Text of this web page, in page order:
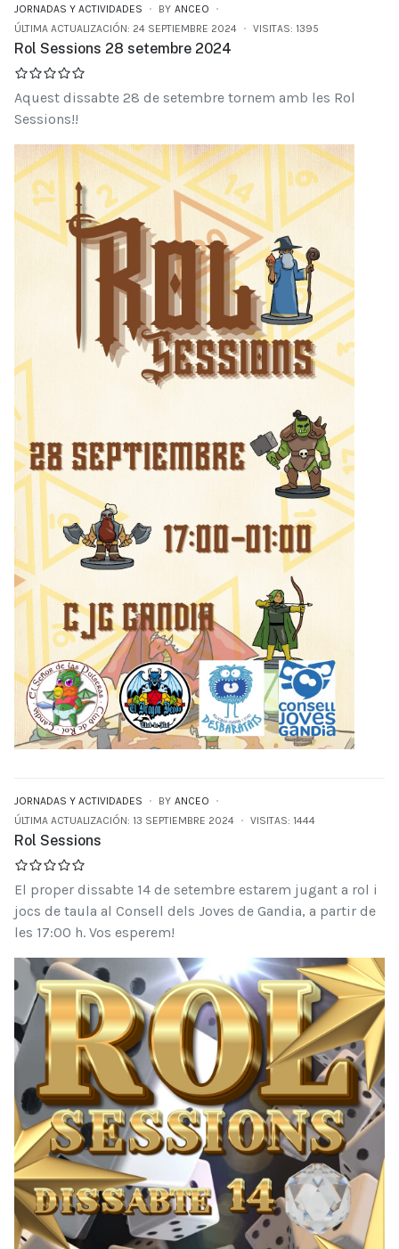
JORNADAS Y ACTIVIDADES BY ANCEO
ÚLTIMA ACTUALIZACIÓN: 24 SEPTIEMBRE 2024
VISITAS: 1395
Rol Sessions 28 setembre 2024
Aquest dissabte 28 de setembre tornem amb les Rol
Sessions!!
JORNADAS Y ACTIVIDADES BY ANCEO
ÚLTIMA ACTUALIZACIÓN: 13 SEPTIEMBRE 2024
VISITAS: 1444
Rol Sessions
El proper dissabte 14 de setembre estarem jugant a rol i
jocs de taula al Consell dels Joves de Gandia, a partir de
les 17:00 h. Vos esperem!